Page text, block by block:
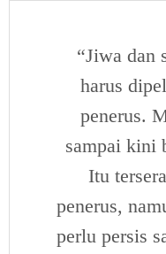
“Jiwa dan
harus
penerus.
sampai kini
Itu
penerus,
perlu persis